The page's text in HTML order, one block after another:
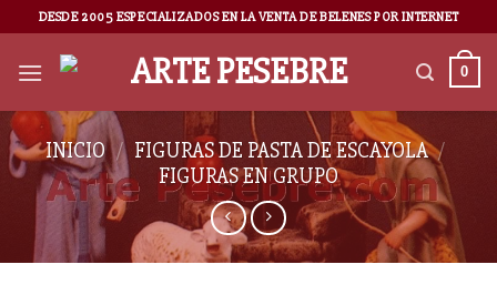
DESDE 2005 ESPECIALIZADOS EN LA VENTA DE BELENES POR INTERNET
0
INICIO / FIGURAS DE PASTA DE ESCAYOLA /
FIGURAS EN GRUPO